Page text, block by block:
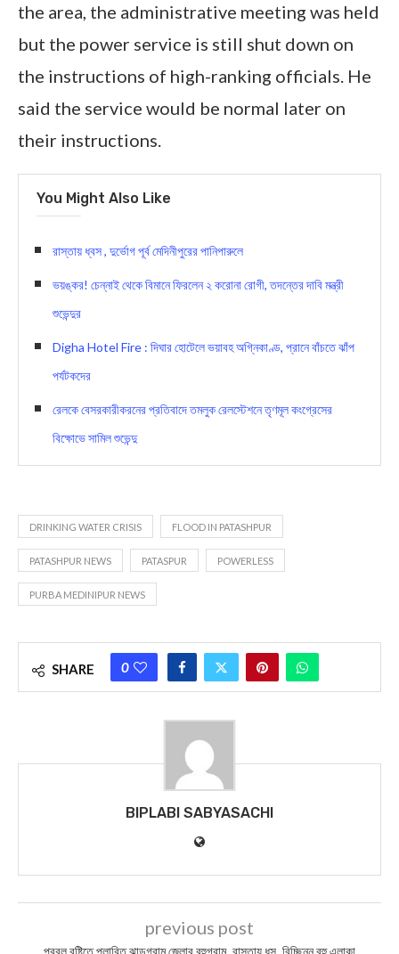
the area, the administrative meeting was held
but the power service is still shut down on
the instructions of high-ranking officials. He
said the service would be normal later on
their instructions.
You Might Also Like
রাস্তায় ধ্বস , দুর্ভোগ পূর্ব মেদিনীপুরের পানিপারুলে
ভয়ঙ্কর! চেন্নাই থেকে বিমানে ফিরলেন ২ করোনা রোগী, তদন্তের দাবি মন্ত্রী
শুভেন্দুর
Digha Hotel Fire : দিঘার হোটেলে ভয়াবহ অগ্নিকাণ্ড, প্রানে বাঁচতে ঝাঁপ
পর্যটকদের
রেলকে বেসরকারীকরনের প্রতিবাদে তমলুক রেলস্টেশনে তৃণমূল কংগ্রেসের
বিক্ষোভে সামিল শুভেন্দু
DRINKING WATER CRISIS FLOOD IN PATASHPUR
PATASHPUR NEWS PATASPUR POWERLESS
PURBA MEDINIPUR NEWS
SHARE 0
BIPLABI SABYASACHI
previous post